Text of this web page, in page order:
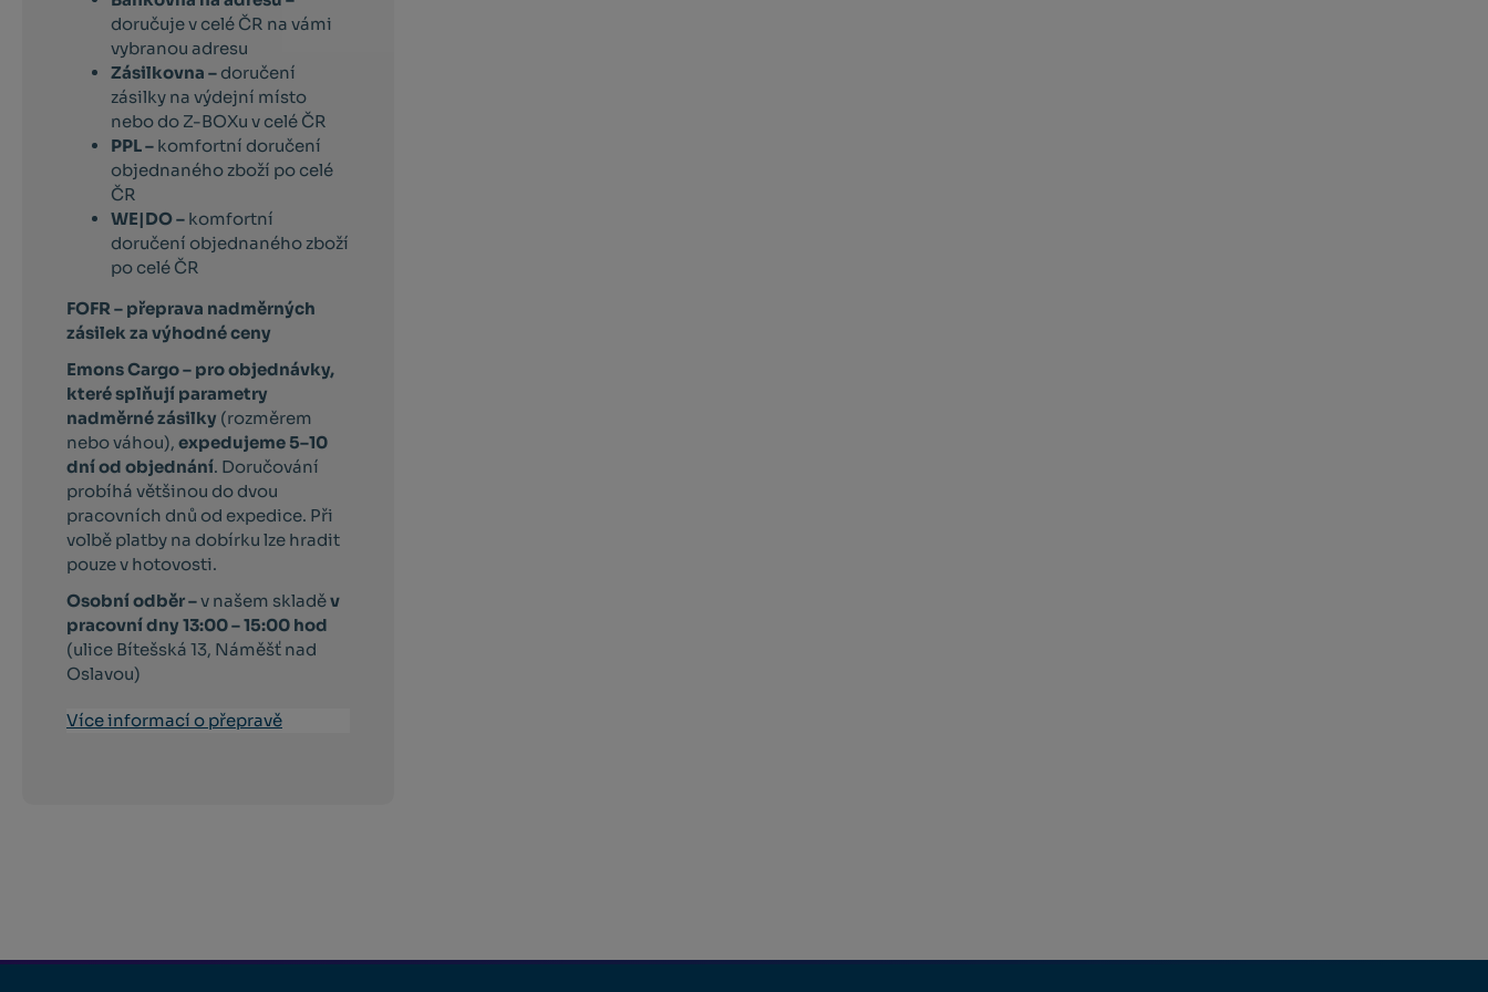
doručuje v celé ČR na vámi
vybranou adresu
Zásilkovna – doručení
zásilky na výdejní místo
nebo do Z-BOXu v celé ČR
PPL – komfortní doručení
objednaného zboží po celé
ČR
WE|DO – komfortní
doručení objednaného zboží
po celé ČR
FOFR – přeprava nadměrných
zásilek za výhodné ceny
Emons Cargo – pro objednávky,
které splňují parametry
nadměrné zásilky (rozměrem
nebo váhou), expedujeme 5–10
dní od objednání. Doručování
probíhá většinou do dvou
pracovních dnů od expedice. Při
volbě platby na dobírku lze hradit
pouze v hotovosti.
Osobní odběr –v našem skladěv
pracovní dny 13:00 – 15:00 hod
(ulice Bítešská 13, Náměšť nad
Oslavou)
Více informací o přepravě